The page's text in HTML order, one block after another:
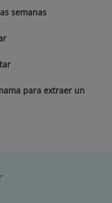
semanas
para extraer un